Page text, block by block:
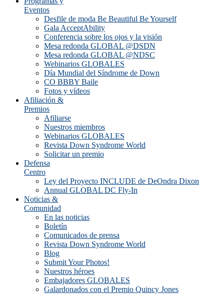
Eventos
Desfile de moda Be Beautiful Be Yourself
Gala AcceptAbility
Conferencia sobre los ojos y la visión
Mesa redonda GLOBAL @DSDN
Mesa redonda GLOBAL @NDSC
Webinarios GLOBALES
Día Mundial del Síndrome de Down
CO BBBY Baile
Fotos y vídeos
Afiliación &
Premios
Afiliarse
Nuestros miembros
Webinarios GLOBALES
Revista Down Syndrome World
Solicitar un premio
Defensa
Centro
Ley del Proyecto INCLUDE de DeOndra Dixon
Annual GLOBAL DC Fly-In
Noticias &
Comunidad
En las noticias
Boletín
Comunicados de prensa
Revista Down Syndrome World
Blog
Submit Your Photos!
Nuestros héroes
Embajadores GLOBALES
Galardonados con el Premio Quincy Jones